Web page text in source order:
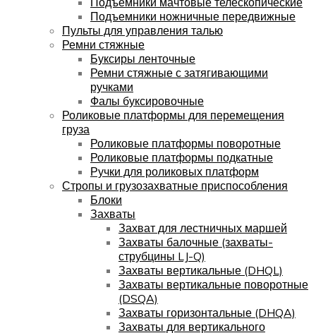
Подъемники ножничные передвижные
Пульты для управления талью
Ремни стяжные
Буксиры ленточные
Ремни стяжные с затягивающими
ручками
Фалы буксировочные
Роликовые платформы для перемещения
груза
Роликовые платформы поворотные
Роликовые платформы подкатные
Ручки для роликовых платформ
Стропы и грузозахватные приспособления
Блоки
Захваты
Захват для лестничных маршей
Захваты балочные (захваты-
струбцины LJ-Q)
Захваты вертикальные (DHQL)
Захваты вертикальные поворотные
(DSQA)
Захваты горизонтальные (DHQA)
Захваты для вертикального